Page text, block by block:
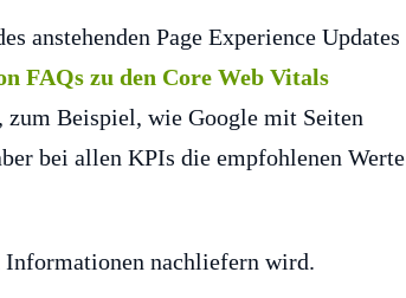
anstehenden Page Experience Updates
FAQs zu den Core Web Vitals
zum Beispiel, wie Google mit Seiten
bei allen KPIs die empfohlenen Werte
Informationen nachliefern wird.